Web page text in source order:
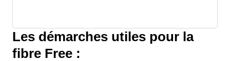
Les démarches utiles pour la
fibre Free :